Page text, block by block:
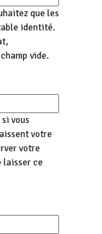
que les
identité.
vide.
vous
votre
votre
laisser ce